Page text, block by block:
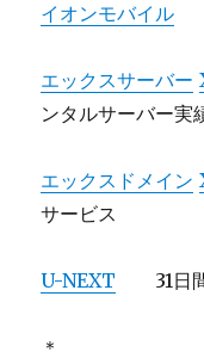
イオンモバイル
エックスサーバー
ンタルサーバー実
エックスドメイン
サービス
U-NEXT 31日間